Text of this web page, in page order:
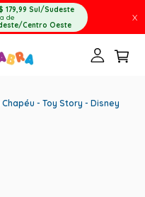
179,99 Sul/Sudeste
de
Centro Oeste
X
- Toy Story - Disney